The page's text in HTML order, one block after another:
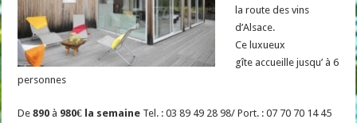
la route des vins
d’Alsace.
Ce luxueux
gîte accueille jusqu’ à 6
personnes
De890 à 980€ la semaine Tel. : 03 89 49 28 98/ Port. : 07 70 70 14 45